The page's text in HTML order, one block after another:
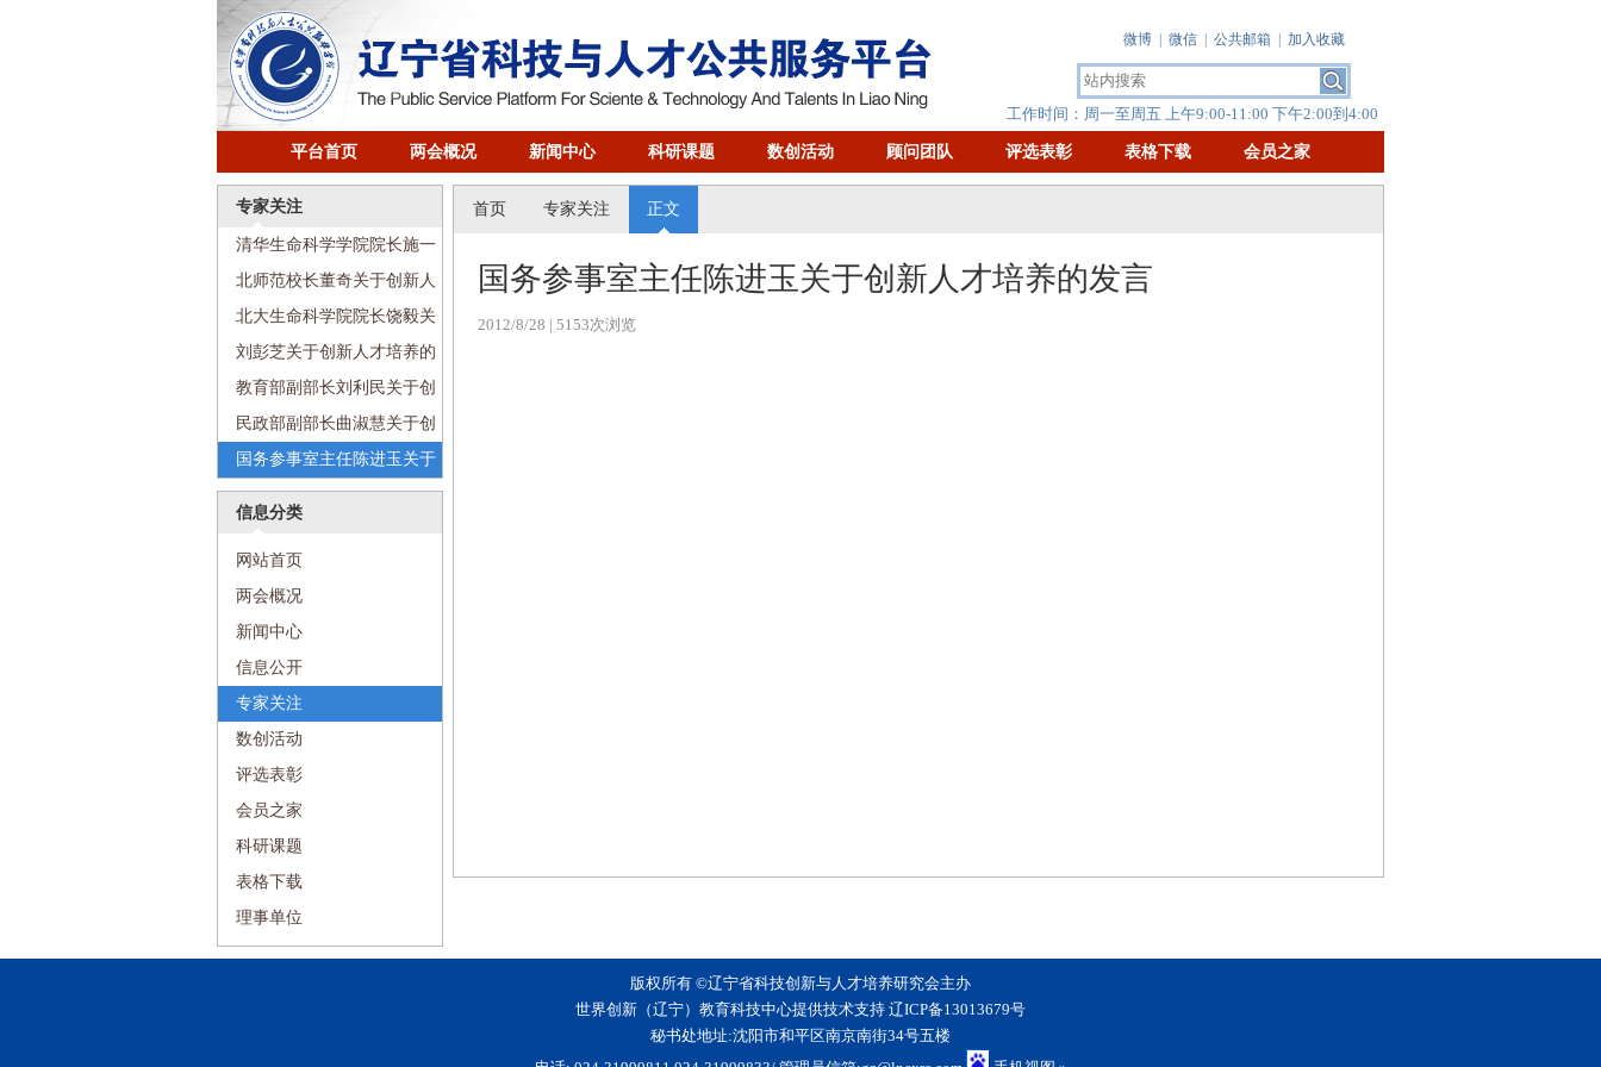
工作时间：周一至周五 上午9:00-11:00 下午2:00到4:00
微博 微信 公共邮箱 加入收藏
平台首页 两会概况 新闻中心 科研课题 数创活动 顾问团队 评选表彰 表格下载 会员之家
专家关注
清华生命科学学院院长施一
公关于创新人才培养的发言
北师范校长董奇关于创新人
才培养的发言
北大生命科学院院长饶毅关
于创新人才培养的发言
刘彭芝关于创新人才培养的
发言
教育部副部长刘利民关于创
新人才培养的发言
民政部副部长曲淑慧关于创
新人才培养的发言
国务参事室主任陈进玉关于
创新人才培养的发言
信息分类
网站首页
两会概况
新闻中心
信息公开
专家关注
数创活动
评选表彰
会员之家
科研课题
表格下载
理事单位
首页 专家关注 正文
国务参事室主任陈进玉关于创新人才培养的发言
2012/8/28 | 5153次浏览
版权所有 ©辽宁省科技创新与人才培养研究会主办
世界创新（辽宁）教育科技中心提供技术支持 辽ICP备13013679号
秘书处地址:沈阳市和平区南京南街34号五楼